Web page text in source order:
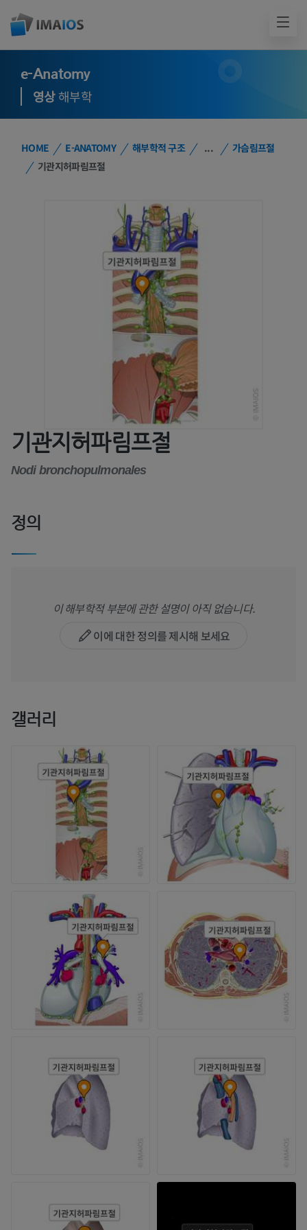
e-Anatomy
영상해부학
HOME E-ANATOMY 해부학적 구조 ...
가슴림프절
기관지허파림프절
기관지허파림프절
Nodi bronchopulmonales
정의
이 해부학적 부분에 관한 설명이 아직 없습니다.
이에 대한 정의를 제시해 보세요
갤러리